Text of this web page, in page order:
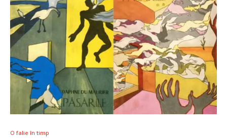
O falie în timp